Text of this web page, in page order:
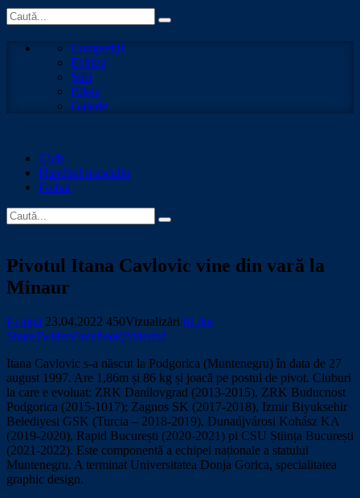
Competiţii
Echipa
Știri
Bilete
Galerie
Club
Handbal masculin
Fotbal
Pivotul Itana Cavlovic vine din vară la
Minaur
Echipă 23.04.2022 450Vizualizări 0Like
ShareTwitterFacebookPinterest
Itana Cavlovic s-a născut la Podgorica (Muntenegru) în data de 27
august 1997. Are 1,86m și 86 kg și joacă pe postul de pivot. Cluburi
la care e evoluat: ZRK Danilovgrad (2013-2015), ZRK Buducnost
Podgorica (2015-1017); Zagnos SK (2017-2018), Izmir Biyuksehir
Belediyesi GSK (Turcia – 2018-2019), Dunaújvárosi Kohász KA
(2019-2020), Rapid București (2020-2021) pi CSU Știința București
(2021-2022). Este componentă a echipei naționale a statului
Muntenegru. A terminat Universitatea Donja Gorica, specialitatea
graphic design.